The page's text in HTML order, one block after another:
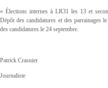
« Élections internes à LR31 les 13 et
Dépôt des candidatures et des parrainages
des candidatures le 24 septembre.
Patrick Crasnier
Journaliste